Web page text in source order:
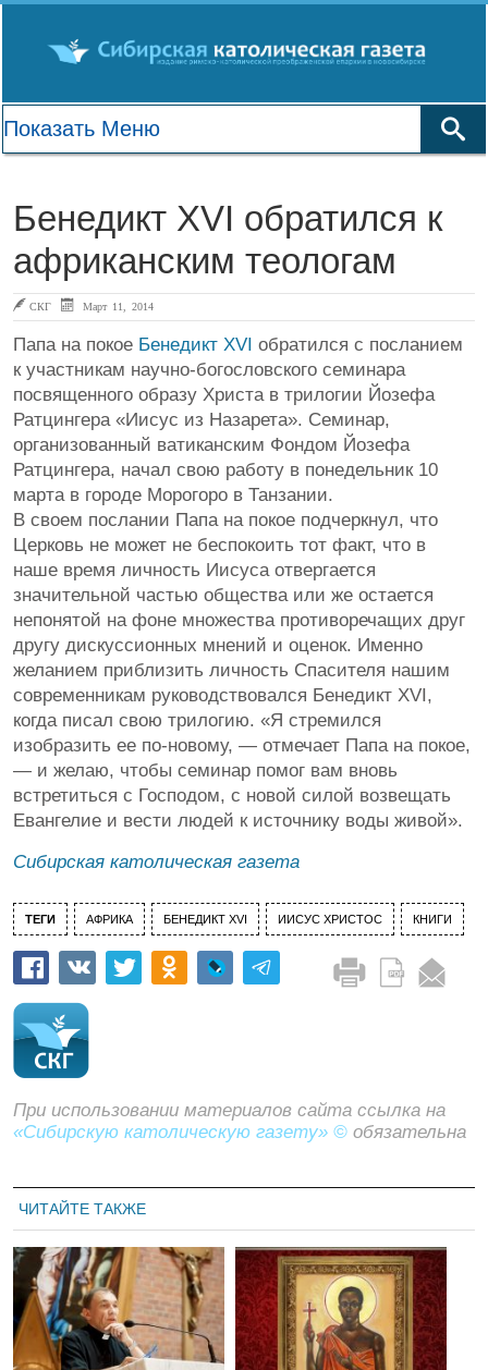
Бенедикт XVI обратился к
африканским теологам
СКГ Март 11, 2014
Папа на покое Бенедикт XVI обратился с посланием
к участникам научно-богословского семинара
посвященного образу Христа в трилогии Йозефа
Ратцингера «Иисус из Назарета». Семинар,
организованный ватиканским Фондом Йозефа
Ратцингера, начал свою работу в понедельник 10
марта в городе Морогоро в Танзании.
В своем послании Папа на покое подчеркнул, что
Церковь не может не беспокоить тот факт, что в
наше время личность Иисуса отвергается
значительной частью общества или же остается
непонятой на фоне множества противоречащих друг
другу дискуссионных мнений и оценок. Именно
желанием приблизить личность Спасителя нашим
современникам руководствовался Бенедикт XVI,
когда писал свою трилогию. «Я стремился
изобразить ее по-новому, — отмечает Папа на покое,
— и желаю, чтобы семинар помог вам вновь
встретиться с Господом, с новой силой возвещать
Евангелие и вести людей к источнику воды живой».
Сибирская католическая газета
ТЕГИ АФРИКА БЕНЕДИКТ XVI ИИСУС ХРИСТОС КНИГИ
При использовании материалов сайта ссылка на
«Сибирскую католическую газету» © обязательна
ЧИТАЙТЕ ТАКЖЕ